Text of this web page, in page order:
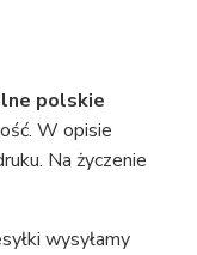
polskie
W opisie
Na życzenie
wysyłamy